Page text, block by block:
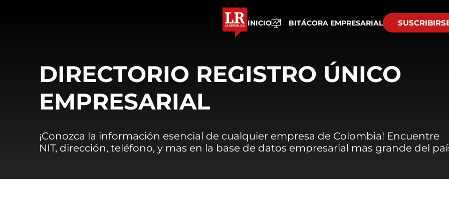
INICIO BITÁCORA EMPRESARIAL
DIRECTORIO REGISTRO ÚNICO
EMPRESARIAL
¡Conozca la información esencial de cualquier empresa de Colombia! Encuentre
NIT, dirección, teléfono, y mas en la base de datos empresarial mas grande del